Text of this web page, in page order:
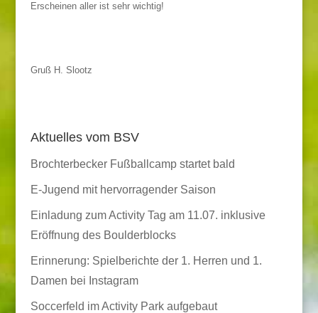
Erscheinen aller ist sehr wichtig!
Gruß H. Slootz
Aktuelles vom BSV
Brochterbecker Fußballcamp startet bald
E-Jugend mit hervorragender Saison
Einladung zum Activity Tag am 11.07. inklusive
Eröffnung des Boulderblocks
Erinnerung: Spielberichte der 1. Herren und 1.
Damen bei Instagram
Soccerfeld im Activity Park aufgebaut